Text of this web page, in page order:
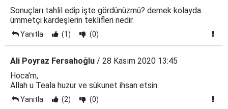
Sonuçları tahlil edip işte gördünüzmü? demek kolayda.
ümmetçi kardeşlerin teklifleri nedir.
Yanıtla (1) (0)
Ali Poyraz Fersahoğlu / 28 Kasım 2020 13:45
Hoca'm,
Allah u Teala huzur ve sükunet ihsan etsin.
Yanıtla (2) (0)